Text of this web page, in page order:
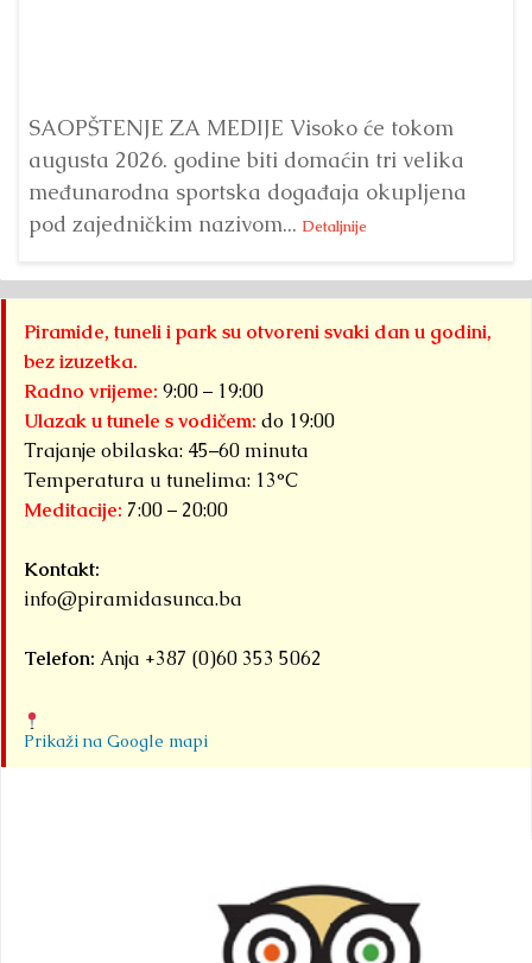
SAOPŠTENJE ZA MEDIJE Visoko će tokom
augusta 2026. godine biti domaćin tri velika
međunarodna sportska događaja okupljena
pod zajedničkim nazivom... Detaljnije
Piramide, tuneli i park su otvoreni svaki dan u godini,
bez izuzetka.
Radno vrijeme: 9:00 – 19:00
Ulazak u tunele s vodičem: do 19:00
Trajanje obilaska: 45–60 minuta
Temperatura u tunelima: 13°C
Meditacije: 7:00 – 20:00
Kontakt:
info@piramidasunca.ba
Telefon: Anja +387 (0)60 353 5062
Prikaži na Google mapi